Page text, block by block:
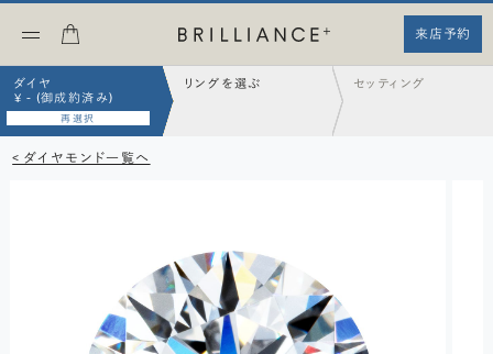
来店予約
ダイヤ
¥ - (御成約済み)
再選択
リングを選ぶ セッティング
< ダイヤモンド一覧へ